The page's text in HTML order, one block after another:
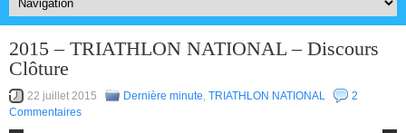
2015 – TRIATHLON NATIONAL – Discours
Clôture
22 juillet 2015 Dernière minute, TRIATHLON NATIONAL
2
Commentaires